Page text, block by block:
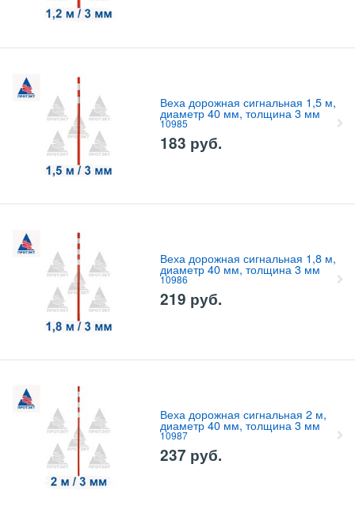
Веха дорожная сигнальная 1,5 м,
диаметр 40 мм, толщина 3 мм
10985
183 руб.
Веха дорожная сигнальная 1,8 м,
диаметр 40 мм, толщина 3 мм
10986
219 руб.
Веха дорожная сигнальная 2 м,
диаметр 40 мм, толщина 3 мм
10987
237 руб.